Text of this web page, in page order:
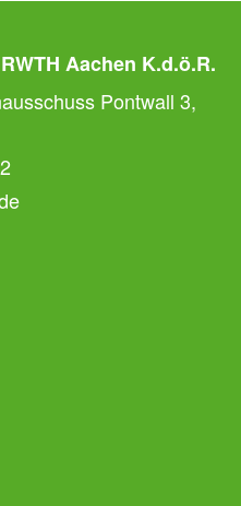
Aachen K.d.ö.R.
Pontwall 3,